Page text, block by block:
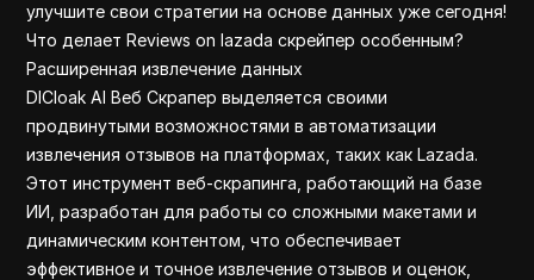
улучшите свои стратегии на основе данных уже сегодня!
Что делает Reviews on lazada скрейпер особенным?
Расширенная извлечение данных
DICloak AI Веб Скрапер выделяется своими
продвинутыми возможностями в автоматизации
извлечения отзывов на платформах, таких как Lazada.
Этот инструмент веб-скрапинга, работающий на базе
ИИ, разработан для работы со сложными макетами и
динамическим контентом, что обеспечивает
эффективное и точное извлечение отзывов и оценок,